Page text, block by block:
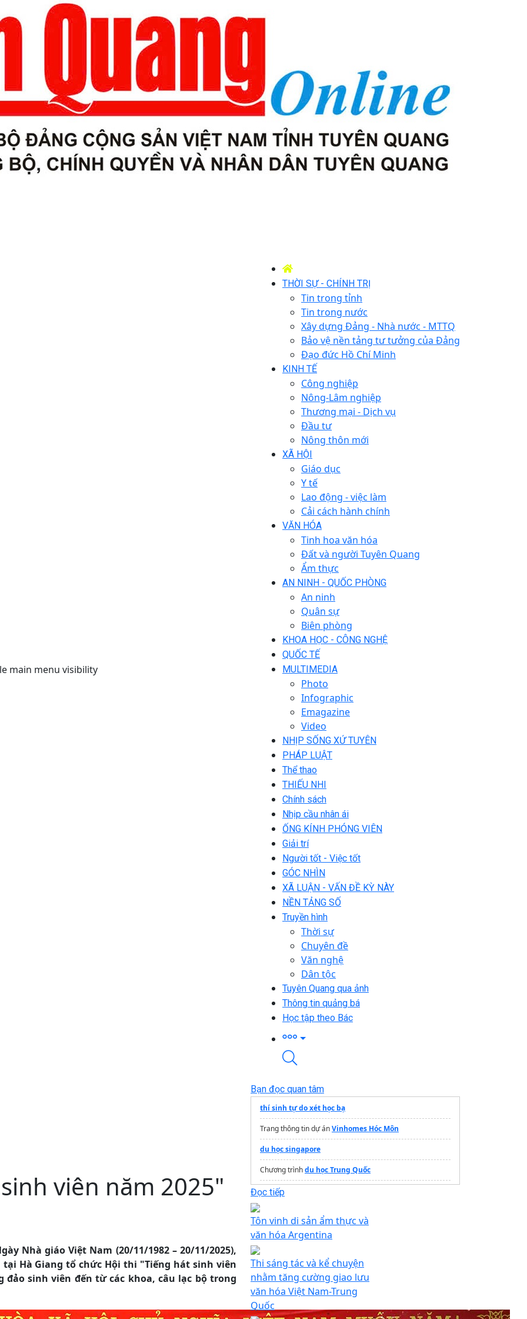
main menu visibility
THỜI SỰ - CHÍNH TRỊ
Tin trong tỉnh
Tin trong nước
Xây dựng Đảng - Nhà nước - MTTQ
Bảo vệ nền tảng tư tưởng của Đảng
Đạo đức Hồ Chí Minh
KINH TẾ
Công nghiệp
Nông-Lâm nghiệp
Thương mại - Dịch vụ
Đầu tư
Nông thôn mới
XÃ HỘI
Giáo dục
Y tế
Lao động - việc làm
Cải cách hành chính
VĂN HÓA
Tinh hoa văn hóa
Đất và người Tuyên Quang
Ẩm thực
AN NINH - QUỐC PHÒNG
An ninh
Quân sự
Biên phòng
KHOA HỌC - CÔNG NGHỆ
QUỐC TẾ
MULTIMEDIA
Photo
Infographic
Emagazine
Video
NHỊP SỐNG XỨ TUYÊN
PHÁP LUẬT
Thể thao
THIẾU NHI
Chính sách
Nhịp cầu nhân ái
ỐNG KÍNH PHÓNG VIÊN
Giải trí
Người tốt - Việc tốt
GÓC NHÌN
XÃ LUẬN - VẤN ĐỀ KỲ NÀY
NỀN TẢNG SỐ
Truyền hình
Thời sự
Chuyên đề
Văn nghệ
Dân tộc
Tuyên Quang qua ảnh
Thông tin quảng bá
Học tập theo Bác
viên năm 2025"
Nhà giáo Việt Nam (20/11/1982 – 20/11/2025),
Hà Giang tổ chức Hội thi "Tiếng hát sinh viên
sinh viên đến từ các khoa, câu lạc bộ trong
Bạn đọc quan tâm
thí sinh tự do xét học bạ
Trang thông tin dự ánVinhomes Hóc Môn
du học singapore
Chương trìnhdu học Trung Quốc
Tư vấnDu học nhật bản
Đọc tiếp
Tôn vinh di sản ẩm thực và
văn hóa Argentina
Thi sáng tác và kể chuyện
nhằm tăng cường giao lưu
văn hóa Việt Nam-Trung
Quốc